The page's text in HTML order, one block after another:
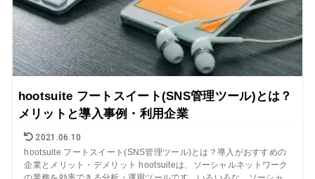
hootsuite フートスイート(SNS管理ツール)とは？
メリットと導入事例・利用企業
2021.06.10
hootsuite フートスイート(SNS管理ツール)とは？導入がおすすめの
企業とメリット・デメリット hootsuiteは、ソーシャルネットワーク